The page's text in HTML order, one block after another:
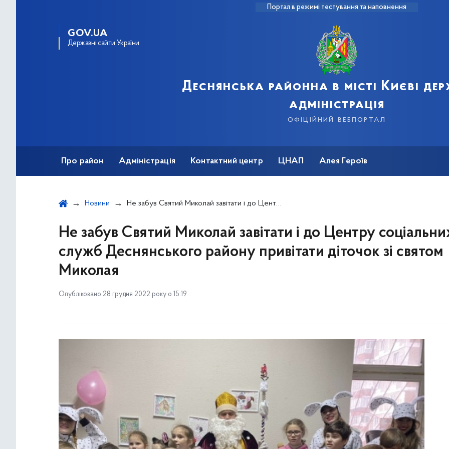
Портал в режимі тестування та наповнення
GOV.UA
Державні сайти України
Деснянська районна в місті Києві
адміністрація
офіційний вебпортал
Про район Адміністрація Контактний центр ЦНАП Алея Героїв
Новини Не забув Святий Миколай завітати і до Центру соціальних служб Деснянського району привітати діточок зі святом Миколая
Не забув Святий Миколай завітати і до Центру
служб Деснянського району привітати діточок зі святом
Миколая
Опубліковано 28 грудня 2022 року о 15:19